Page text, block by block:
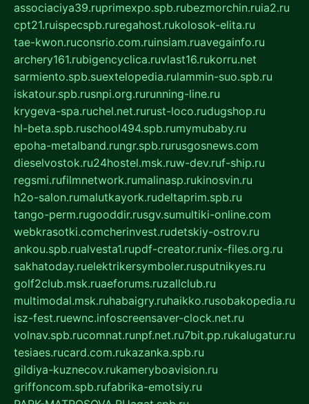
associaciya39.ruprimexpo.spb.rubezmorchin.ruia2.ru
cpt21.ruispecspb.ruregahost.rukolosok-elita.ru
tae-kwon.ruconsrio.com.ruinsiam.ruavegainfo.ru
archery161.rubigencyclica.ruvlast16.rukorru.net
sarmiento.spb.suextelopedia.rulammin-suo.spb.ru
iskatour.spb.rusnpi.org.rurunning-line.ru
krygeva-spa.ruchel.net.rurust-loco.rudugshop.ru
hl-beta.spb.ruschool494.spb.rumymubaby.ru
epoha-metalband.rungr.spb.rurusgosnews.com
dieselvostok.ru24hostel.msk.ruw-dev.ruf-ship.ru
regsmi.rufilmnetwork.rumalinasp.rukinosvin.ru
h2o-salon.rumalutkayork.rudeltaprim.spb.ru
tango-perm.rugooddir.rusgv.sumultiki-online.com
webkrasotki.comcherinvest.rudetskiy-ostrov.ru
ankou.spb.rualvesta1.rupdf-creator.runix-files.org.ru
sakhatoday.ruelektrikersymboler.rusputnikyes.ru
golf2club.msk.ruaeforums.ruzallclub.ru
multimodal.msk.ruhabaigry.ruhaikko.rusobakopedia.ru
isz-fest.ruewnc.infoscreensaver-clock.net.ru
volnav.spb.rucomnat.runpf.net.ru7bit.pp.rukalugatur.ru
tesiaes.rucard.com.rukazanka.spb.ru
gildiya-kuznecov.rukameryboavision.ru
griffoncom.spb.rufabrika-emotsiy.ru